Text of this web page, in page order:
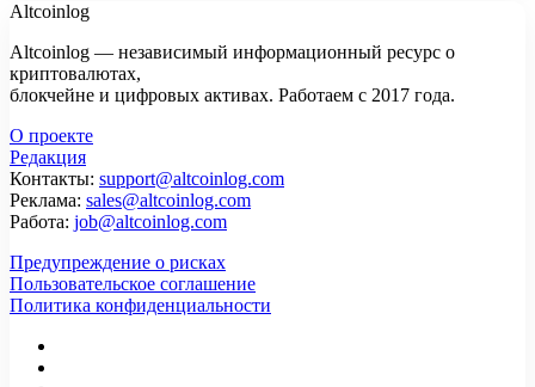
Altcoinlog
Altcoinlog — независимый информационный ресурс о
криптовалютах,
блокчейне и цифровых активах. Работаем с 2017 года.
О проекте
Редакция
Контакты: support@altcoinlog.com
Реклама: sales@altcoinlog.com
Работа: job@altcoinlog.com
Предупреждение о рисках
Пользовательское соглашение
Политика конфиденциальности